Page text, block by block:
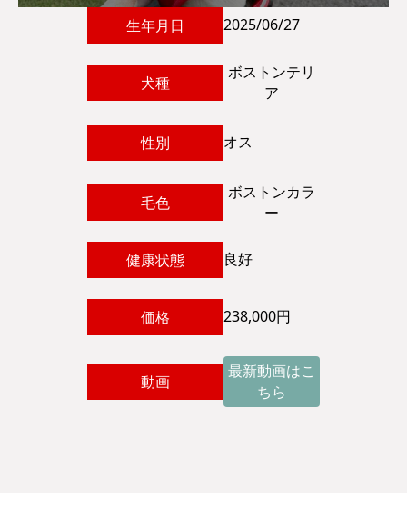
生年月日 2025/06/27
犬種
ボストンテリ
ア
性別 オス
毛色
ボストンカラ
ー
健康状態 良好
価格 238,000円
動画
最新動画はこ
ちら